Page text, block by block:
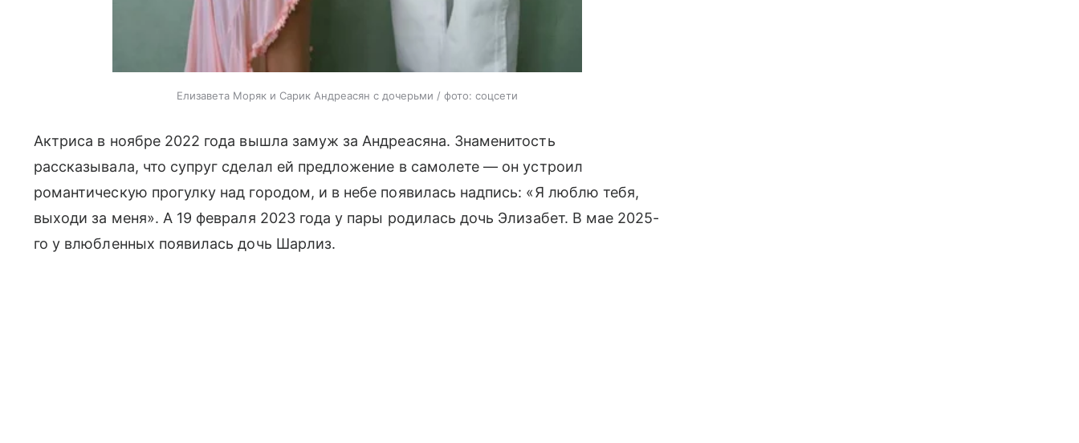
Елизавета Моряк и Сарик Андреасян с дочерьми / фото: соцсети
Актриса в ноябре 2022 года вышла замуж за Андреасяна. Знаменитость
рассказывала, что супруг сделал ей предложение в самолете — он устроил
романтическую прогулку над городом, и в небе появилась надпись: «Я люблю тебя,
выходи за меня». А 19 февраля 2023 года у пары родилась дочь Элизабет. В мае 2025-
го у влюбленных появилась дочь Шарлиз.